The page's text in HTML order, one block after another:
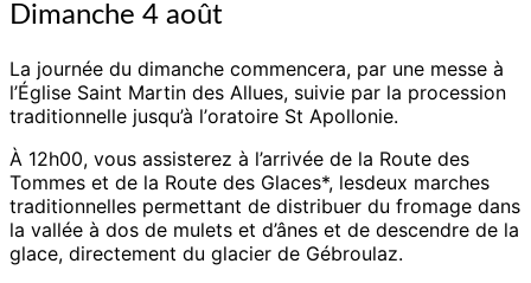
Dimanche 4 août
La journée du dimanche commencera, par une messe à
l’Église Saint Martin des Allues, suivie par la procession
traditionnelle jusqu’à l’oratoire St Apollonie.
À 12h00, vous assisterez à l’arrivée de la Route des
Tommes et de la Route des Glaces*, lesdeux marches
traditionnelles permettant de distribuer du fromage dans
la vallée à dos de mulets et d’ânes et de descendre de la
glace, directement du glacier de Gébroulaz.